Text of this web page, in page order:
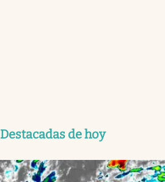
Destacadas de hoy